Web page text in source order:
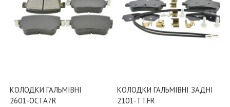
КОЛОДКИ ГАЛЬМІВНІ
2601-OCTA7R
КОЛОДКИ ГАЛЬМІВНІ ЗАДНІ
2101-TTFR